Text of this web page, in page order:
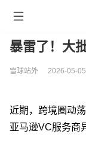
暴雷了！大
雪球站外 2026-05-
近期，跨境圈动
亚马逊VC服务商